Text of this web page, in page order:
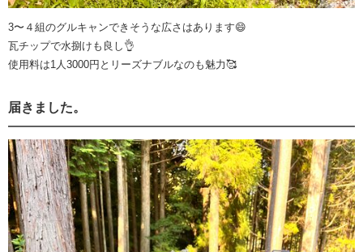
3〜４組のグルキャンできそうな広さはあります😄
瓦チップで水捌けも良し👌
使用料は1人3000円とリーズナブルなのも魅力🥰
届きました。